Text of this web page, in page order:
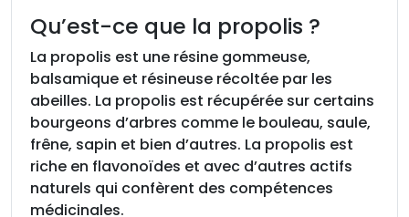
Qu’est-ce que la propolis ?
La propolis est une résine gommeuse,
balsamique et résineuse récoltée par les
abeilles. La propolis est récupérée sur certains
bourgeons d’arbres comme le bouleau, saule,
frêne, sapin et bien d’autres. La propolis est
riche en flavonoïdes et avec d’autres actifs
naturels qui confèrent des compétences
médicinales.